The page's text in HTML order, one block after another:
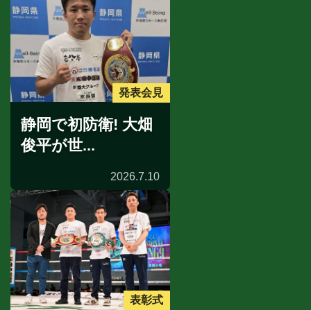
発表会見
静岡で初防衛! 大畑
俊平が世...
2026.7.10
表彰式